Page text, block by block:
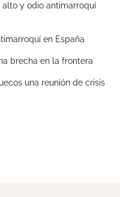
alto y odio antimarroquí
en España
brecha en la frontera
una reunión de crisis